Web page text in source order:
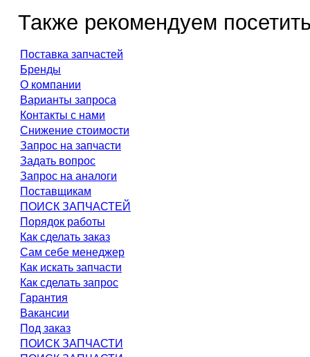
Также рекомендуем
Поставка запчастей
Бренды
О компании
Варианты запроса
Контакты с нами
Снижение стоимости
Запрос на запчасти
Задать вопрос
Запрос на аналоги
Поставщикам
ПОИСК ЗАПЧАСТЕЙ
Порядок работы
Как сделать заказ
Сам себе менеджер
Как искать запчасти
Как сделать запрос
Гарантия
Вакансии
Под заказ
ПОИСК ЗАПЧАСТИ